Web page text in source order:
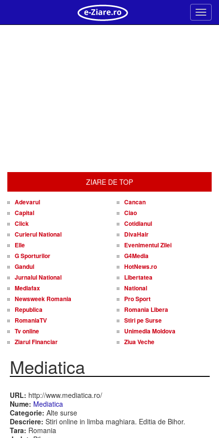
Meniu
ZIARE DE TOP
Adevarul
Cancan
Capital
Ciao
Click
Cotidianul
Curierul National
DivaHair
Elle
Evenimentul Zilei
G Sporturilor
G4Media
Gandul
HotNews.ro
Jurnalul National
Libertatea
Mediafax
National
Newsweek Romania
Pro Sport
Republica
Romania Libera
RomaniaTV
Stiri pe Surse
Tv online
Unimedia Moldova
Ziarul Financiar
Ziua Veche
Mediatica
URL: http://www.mediatica.ro/
Nume: Mediatica
Categorie: Alte surse
Descriere: Stiri online in limba maghiara. Editia de Bihor.
Tara: Romania